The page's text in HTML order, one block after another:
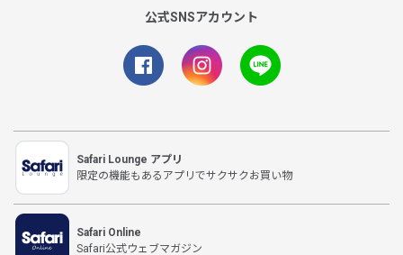
公式SNSアカウント
Safari Lounge アプリ
限定の機能もあるアプリでサクサクお買い物
Safari Online
Safari公式ウェブマガジン